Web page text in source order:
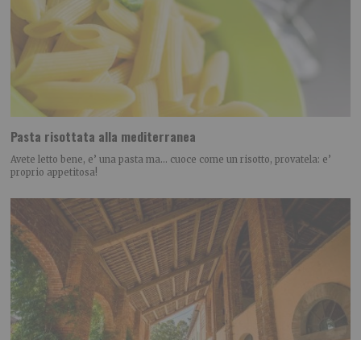
Pasta risottata alla mediterranea
Avete letto bene, e’ una pasta ma… cuoce come un risotto, provatela: e’
proprio appetitosa!